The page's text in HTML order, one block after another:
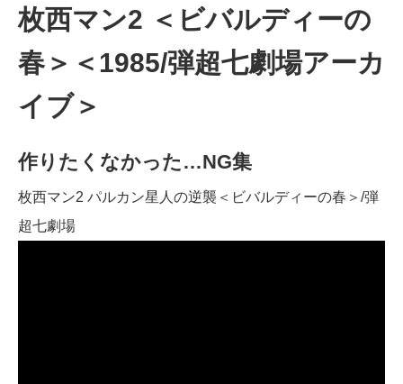
枚西マン2 ＜ビバルディーの
春＞＜1985/弾超七劇場アーカ
イブ＞
作りたくなかった…NG集
枚西マン2 パルカン星人の逆襲＜ビバルディーの春＞/弾
超七劇場